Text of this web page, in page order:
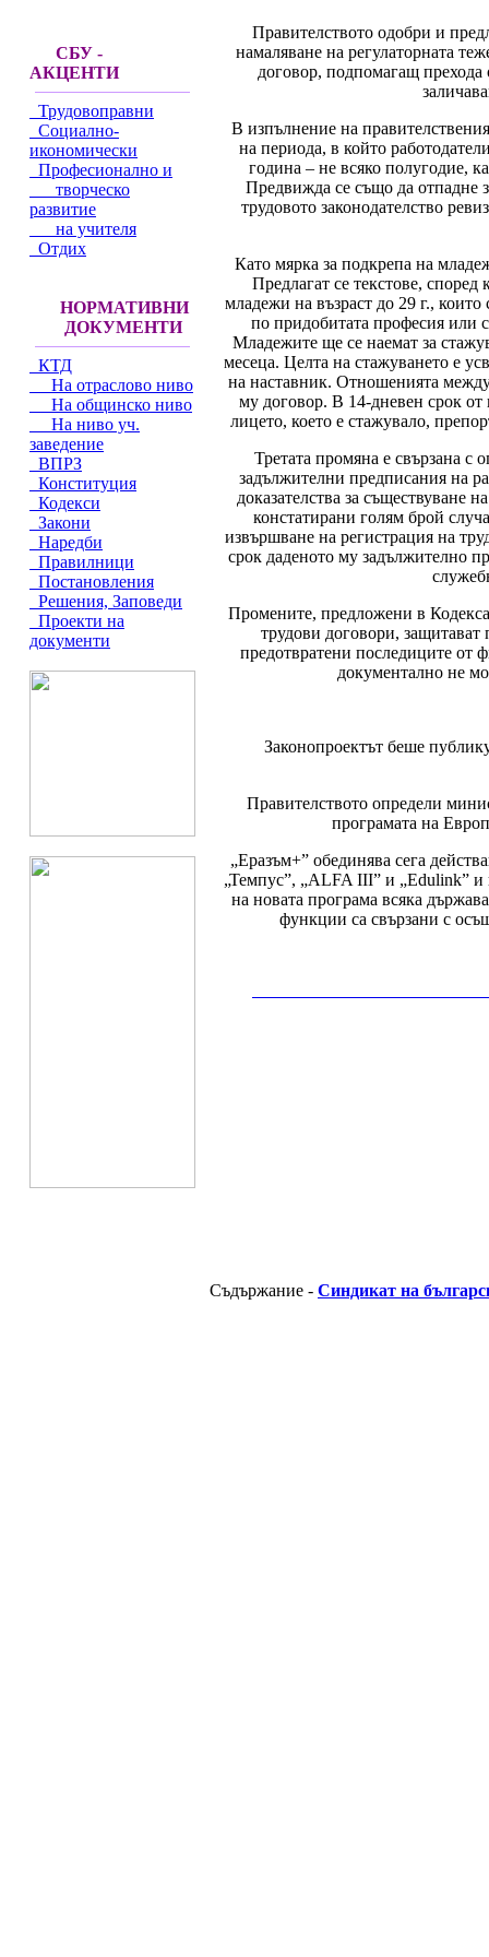
СБУ -
АКЦЕНТИ
Трудовоправни
Социално-
икономически
Професионално и
творческо
развитие
на учителя
Отдих
НОРМАТИВНИ
ДОКУМЕНТИ
КТД
На отраслово ниво
На общинско ниво
На ниво уч.
заведение
ВПРЗ
Конституция
Кодекси
Закони
Наредби
Правилници
Постановления
Решения, Заповеди
Проекти на
документи
Правителството одобри и
намаляване на регулаторната
договор, подпомагащ прехода
В изпълнение на
на периода, в който
година – не всяко полугодие,
Предвижда се също да отпадне
трудовото законодателство
Като мярка за подкрепа на
Предлагат се текстове,
младежи на възраст до 29 г.,
по придобитата професия или
Младежите ще се наемат за
месеца. Целта на стажуването е
на наставник. Отношенията
му договор. В 14-дневен срок от
лицето, което е стажувало,
Третата промяна е свързана
задължителни предписания на
доказателства за съществуване
констатирани голям брой
извършване на регистрация на
срок даденото му задължително
Промените, предложени в
трудови договори, защитават
предотвратени последиците от
документално не
Законопроектът беше
Правителството определи
програмата на
„Еразъм+” обединява сега
„Темпус”, „ALFA III” и „Edulink” и
на новата програма всяка
функции са свързани с
Съдържание - Синдикат на